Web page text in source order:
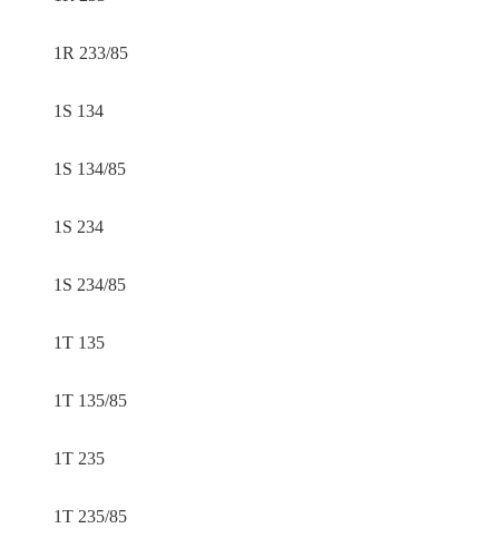
1R 233/85
1S 134
1S 134/85
1S 234
1S 234/85
1T 135
1T 135/85
1T 235
1T 235/85